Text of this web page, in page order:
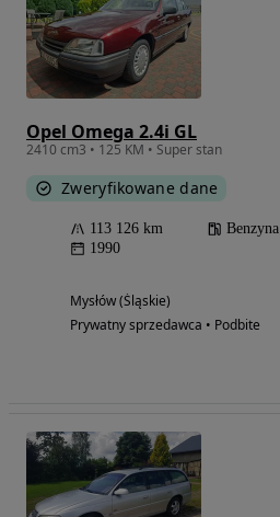
Opel Omega 2.4i GL
2410 cm3 • 125 KM • Super stan
Zweryfikowane dane
113 126 km Benzyna
1990
Mysłów (Śląskie)
Prywatny sprzedawca • Podbite